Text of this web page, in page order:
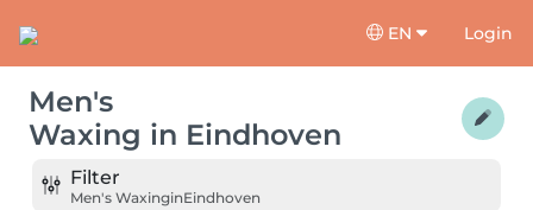
EN Login
Men's
Waxing in Eindhoven
Filter
Men's WaxinginEindhoven